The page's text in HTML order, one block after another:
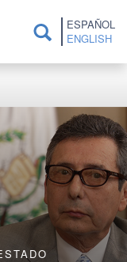
ESPAÑOL
ENGLISH